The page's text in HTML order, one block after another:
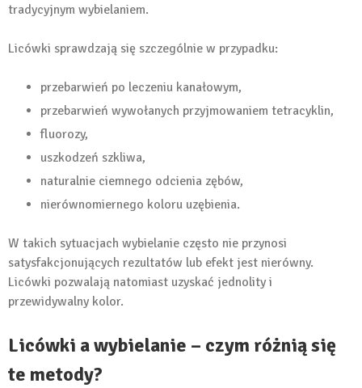
tradycyjnym wybielaniem.
Licówki sprawdzają się szczególnie w przypadku:
przebarwień po leczeniu kanałowym,
przebarwień wywołanych przyjmowaniem tetracyklin,
fluorozy,
uszkodzeń szkliwa,
naturalnie ciemnego odcienia zębów,
nierównomiernego koloru uzębienia.
W takich sytuacjach wybielanie często nie przynosi
satysfakcjonujących rezultatów lub efekt jest nierówny.
Licówki pozwalają natomiast uzyskać jednolity i
przewidywalny kolor.
Licówki a wybielanie – czym różnią się
te metody?